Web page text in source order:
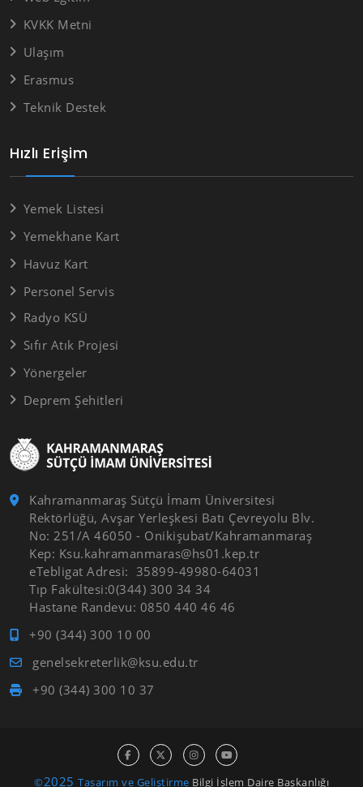
Kahramanmaraş Sütçü İmam Üniversitesi
Rektörlüğü, Avşar Yerleşkesi Batı Çevreyolu Blv.
No: 251/A 46050 - Onikişubat/Kahramanmaraş
Kep: Ksu.kahramanmaras@hs01.kep.tr
eTebligat Adresi: 35899-49980-64031
Tıp Fakültesi:0(344) 300 34 34
Hastane Randevu: 0850 440 46 46
+90 (344) 300 10 00
genelsekreterlik@ksu.edu.tr
+90 (344) 300 10 37
Hızlı Erişim
Yemek Listesi
Yemekhane Kart
Havuz Kart
Personel Servis
Radyo KSÜ
Sıfır Atık Projesi
Yönergeler
Deprem Şehitleri
KVKK Metni
Ulaşım
Erasmus
Teknik Destek
©2025 Tasarım ve Geliştirme Bilgi İşlem Daire Başkanlığı